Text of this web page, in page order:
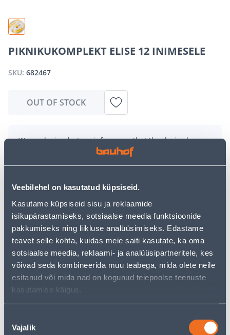
Veebilehel on kasutatud küpsiseid.
Kasutame küpsiseid sisu ja reklaamide
isikupärastamiseks, sotsiaalse meedia funktsioonide
pakkumiseks ning liikluse analüüsimiseks. Edastame
teavet selle kohta, kuidas meie saiti kasutate, ka oma
sotsiaalse meedia, reklaami- ja analüüsipartneritele, kes
võivad seda kombineerida muu teabega, mida olete neile
esitanud või mida nad on kogunud teiepoolse teenuste
kasutamise käigus.
valik
Vajalik
PIKNIKUKOMPLEKT ELISE 12 INIMESELE
SKU: 682467
OUT OF STOCK
We apologize, but we inform you that the desired
product is currently temporarily out of stock due to
high demand. However, we offer excellent alternatives
But your shopping pleasure doesn't have to end here -
you can continue your research by returning
homepage
or use our powerful search function to
discover even more great options. Happy shopping!
• Piknikukomplekt 12 inimesele.
• Komplektis on plasttaldrikud, plasttopsid, kahvlid,
noad, salvrätikud ja prügikott.
• 14-päevane tagastusõigus.